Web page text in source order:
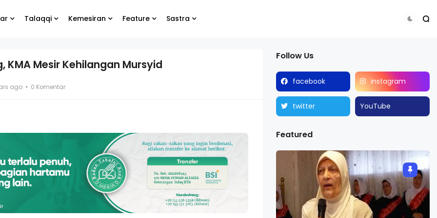
Talaqqi Kemesiran Feature Sastra
Biarlah yang lain
KMA Mesir Kehilangan Mursyid
ago 0 Komentar
Follow Us
facebook instagram
twitter YouTube
Featured